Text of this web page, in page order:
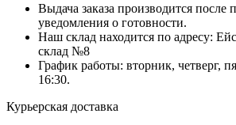
Выдача заказа производится после
уведомления о готовности.
Наш склад находится по адресу:
склад №8
График работы: вторник, четверг,
16:30.
Курьерская доставка